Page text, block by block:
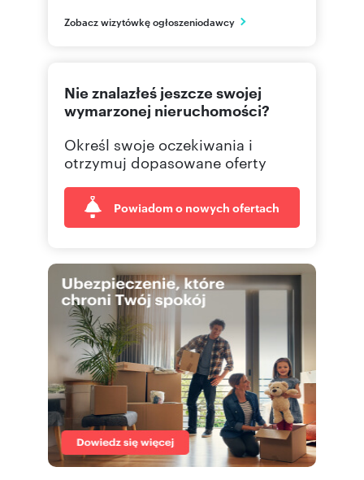
PL
Zobacz wizytówkę ogłoszeniodawcy
Nie znalazłeś jeszcze swojej
wymarzonej nieruchomości?
Określ swoje oczekiwania i
otrzymuj dopasowane oferty
Powiadom o nowych ofertach